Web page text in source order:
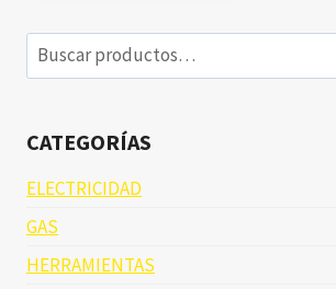
Buscar
por:
CATEGORÍAS
ELECTRICIDAD
GAS
HERRAMIENTAS